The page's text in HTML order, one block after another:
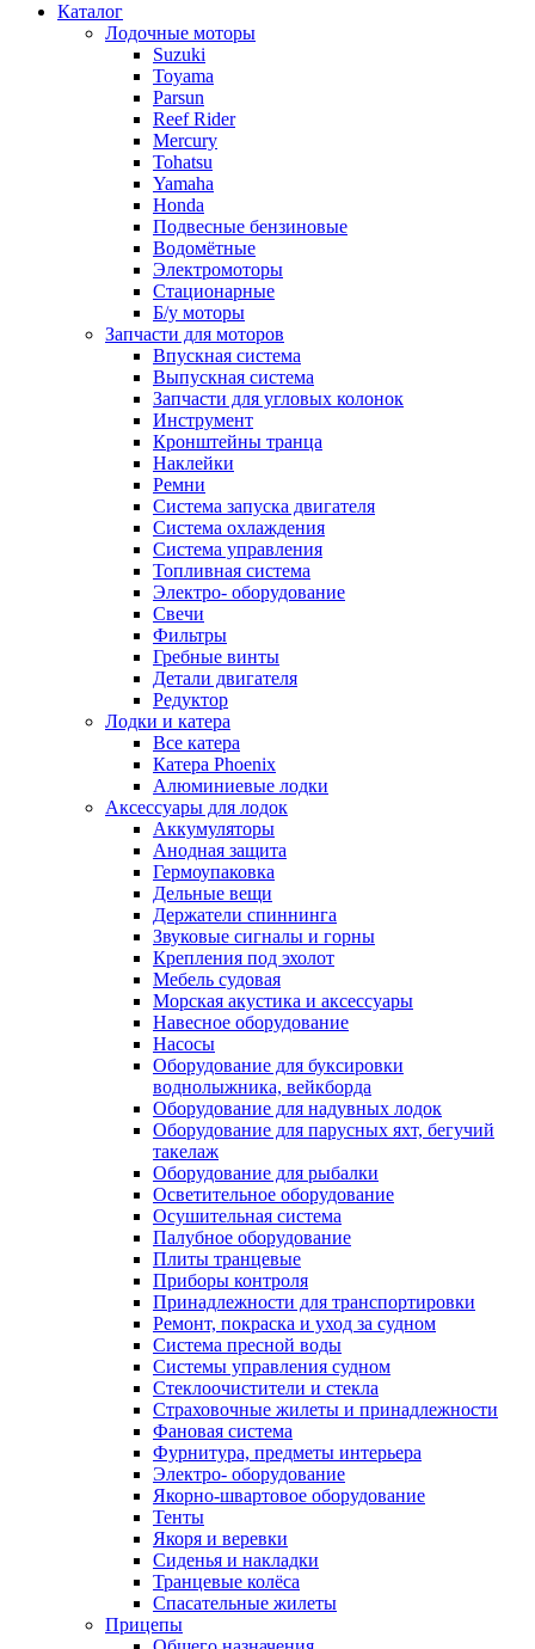
Каталог
Лодочные моторы
Suzuki
Toyama
Parsun
Reef Rider
Mercury
Tohatsu
Yamaha
Honda
Подвесные бензиновые
Водомётные
Электромоторы
Стационарные
Б/у моторы
Запчасти для моторов
Впускная система
Выпускная система
Запчасти для угловых колонок
Инструмент
Кронштейны транца
Наклейки
Ремни
Система запуска двигателя
Система охлаждения
Система управления
Топливная система
Электро- оборудование
Свечи
Фильтры
Гребные винты
Детали двигателя
Редуктор
Лодки и катера
Все катера
Катера Phoenix
Алюминиевые лодки
Аксессуары для лодок
Аккумуляторы
Анодная защита
Гермоупаковка
Дельные вещи
Держатели спиннинга
Звуковые сигналы и горны
Крепления под эхолот
Мебель судовая
Морская акустика и аксессуары
Навесное оборудование
Насосы
Оборудование для буксировки
воднолыжника, вейкборда
Оборудование для надувных лодок
Оборудование для парусных яхт, бегучий
такелаж
Оборудование для рыбалки
Осветительное оборудование
Осушительная система
Палубное оборудование
Плиты транцевые
Приборы контроля
Принадлежности для транспортировки
Ремонт, покраска и уход за судном
Система пресной воды
Системы управления судном
Стеклоочистители и стекла
Страховочные жилеты и принадлежности
Фановая система
Фурнитура, предметы интерьера
Электро- оборудование
Якорно-швартовое оборудование
Тенты
Якоря и веревки
Сиденья и накладки
Транцевые колёса
Спасательные жилеты
Прицепы